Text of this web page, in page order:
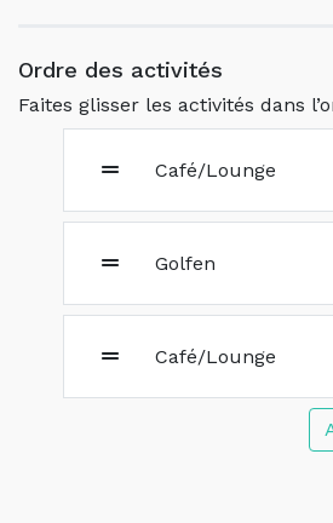
Ordre des activités
Faites glisser les activités dans
Café/Lounge
Golfen
Café/Lounge